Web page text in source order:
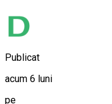
Publicat
acum 6 luni
pe